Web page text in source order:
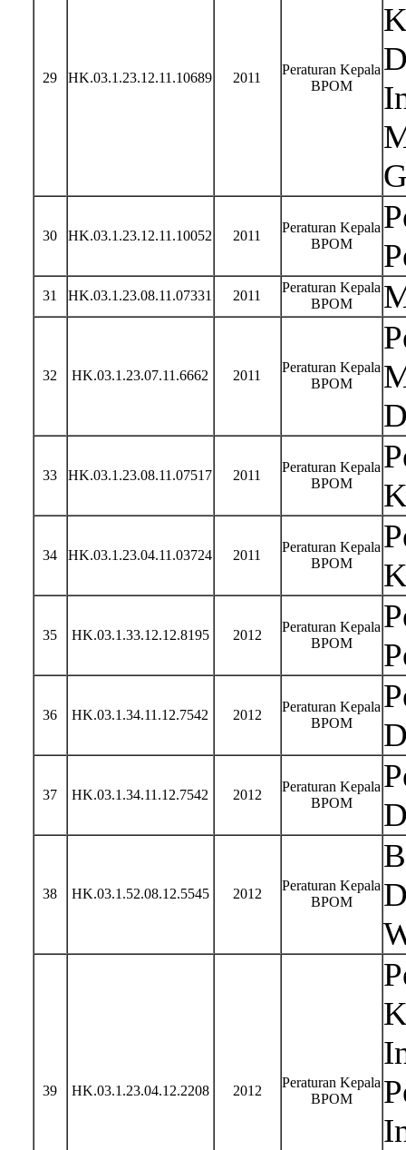
29 HK.03.1.23.12.11.10689 2011
Peraturan Kepala
BPOM
30 HK.03.1.23.12.11.10052 2011
Peraturan Kepala
BPOM
31 HK.03.1.23.08.11.07331 2011
Peraturan Kepala
BPOM
32 HK.03.1.23.07.11.6662 2011
Peraturan Kepala
BPOM
33 HK.03.1.23.08.11.07517 2011
Peraturan Kepala
BPOM
34 HK.03.1.23.04.11.03724 2011
Peraturan Kepala
BPOM
35 HK.03.1.33.12.12.8195 2012
Peraturan Kepala
BPOM
36 HK.03.1.34.11.12.7542 2012
Peraturan Kepala
BPOM
37 HK.03.1.34.11.12.7542 2012
Peraturan Kepala
BPOM
38 HK.03.1.52.08.12.5545 2012
Peraturan Kepala
BPOM
39 HK.03.1.23.04.12.2208 2012
Peraturan Kepala
BPOM